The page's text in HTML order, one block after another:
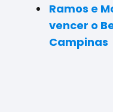
Ramos e
vencer o
Campinas